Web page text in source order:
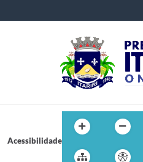
Acessibilidade